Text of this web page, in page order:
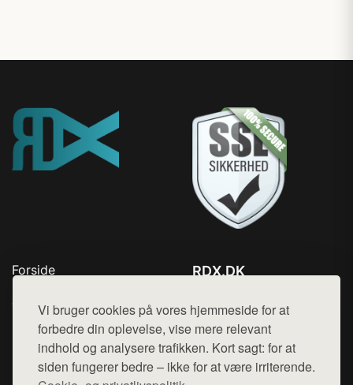
Vi bruger cookies på vores hjemmeside for at
forbedre din oplevelse, vise mere relevant
indhold og analysere trafikken. Kort sagt: for at
siden fungerer bedre – ikke for at være irriterende.
Forside
Top Rabatter
Blog
Kontakt
RDX.DK
Mail: hej@want.dk
Cookie- og privatlivspolitik